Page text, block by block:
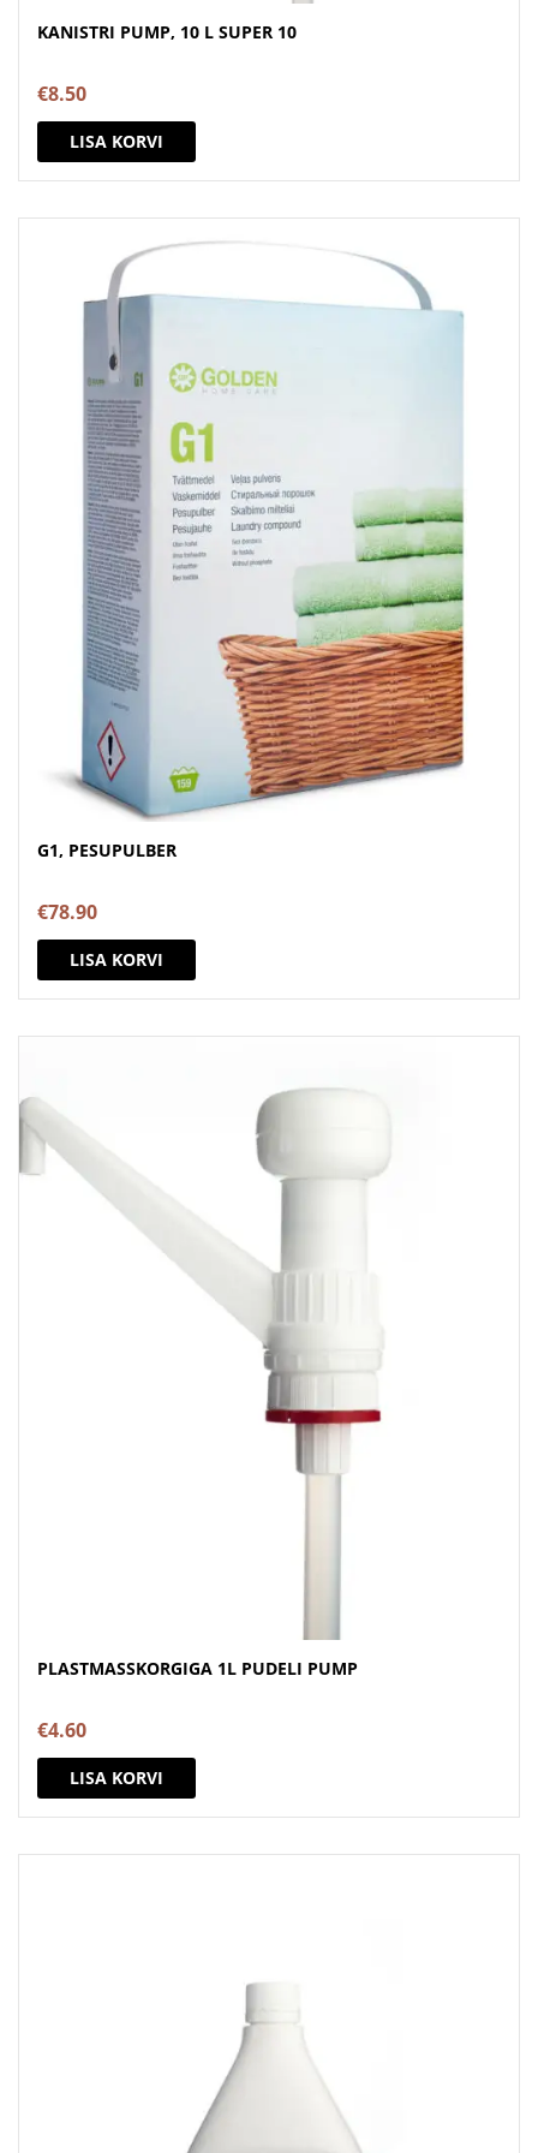
KANISTRI PUMP, 10 L SUPER 10
€8.50
LISA KORVI
G1, PESUPULBER
€78.90
LISA KORVI
PLASTMASSKORGIGA 1L PUDELI PUMP
€4.60
LISA KORVI